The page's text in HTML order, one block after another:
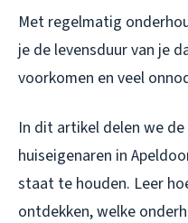
Met regelmatig
je de levensduur van je
voorkomen en veel
In dit artikel delen we
huiseigenaren in
staat te houden. Leer
ontdekken, welke